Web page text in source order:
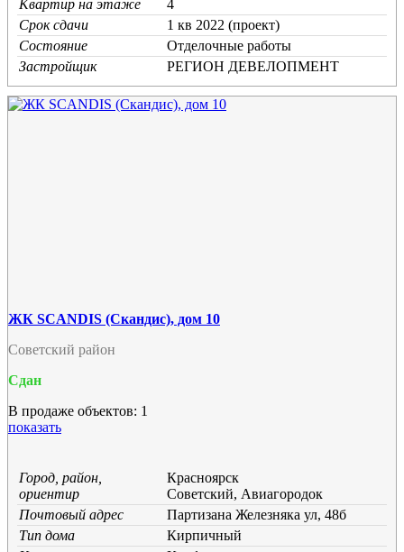
Квартир на этаже
4
Срок сдачи
1 кв 2022 (проект)
Состояние
Отделочные работы
Застройщик
РЕГИОН ДЕВЕЛОПМЕНТ
ЖК SCANDIS (Скандис), дом 10
Советский район
Сдан
В продаже объектов: 1
показать
Город, район,
ориентир
Красноярск
Советский, Авиагородок
Почтовый адрес
Партизана Железняка ул, 48б
Тип дома
Кирпичный